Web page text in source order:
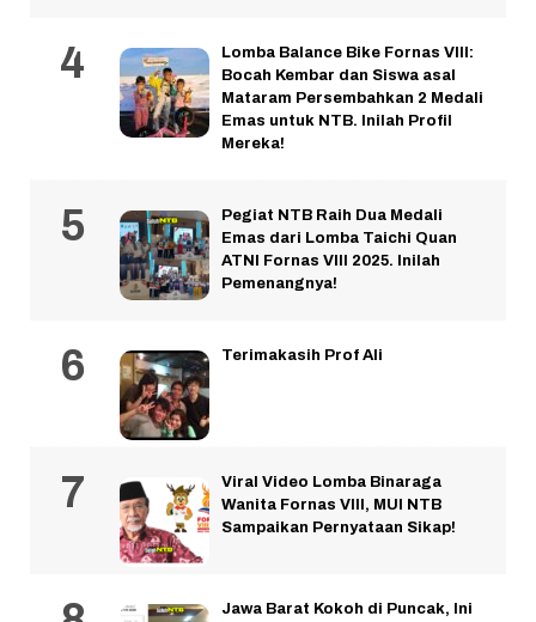
Lomba Balance Bike Fornas VIII:
Bocah Kembar dan Siswa asal
Mataram Persembahkan 2 Medali
Emas untuk NTB. Inilah Profil
Mereka!
Pegiat NTB Raih Dua Medali
Emas dari Lomba Taichi Quan
ATNI Fornas VIII 2025. Inilah
Pemenangnya!
Terimakasih Prof Ali
Viral Video Lomba Binaraga
Wanita Fornas VIII, MUI NTB
Sampaikan Pernyataan Sikap!
Jawa Barat Kokoh di Puncak, Ini